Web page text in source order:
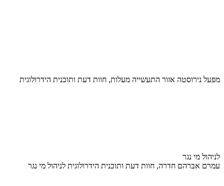
מפעל נירוסטה אזור התעשייה מעלות, חוות דעת ותוכנית הידרולוגית
לניהול מי נגר
עמרם אברהם חדרה, חוות דעת ותוכנית הידרולוגית לניהול מי נגר